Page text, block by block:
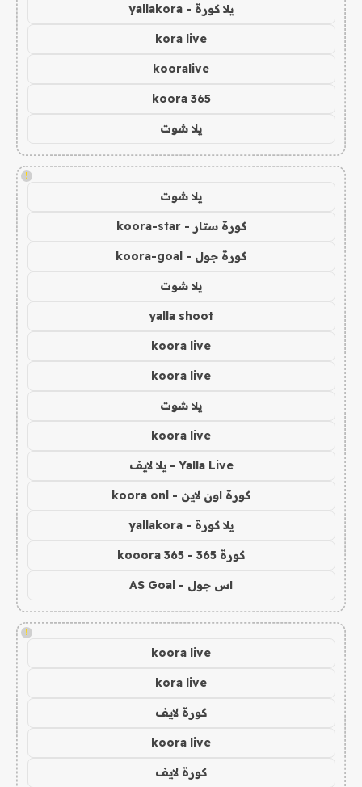
يلا كورة - yallakora
kora live
kooralive
koora 365
يلا شوت
!
يلا شوت
كورة ستار - koora-star
كورة جول - koora-goal
يلا شوت
yalla shoot
koora live
koora live
يلا شوت
koora live
Yalla Live - يلا لايف
كورة اون لاين - koora onl
يلا كورة - yallakora
كورة 365 - kooora 365
اس جول - AS Goal
!
koora live
kora live
كورة لايف
koora live
كورة لايف